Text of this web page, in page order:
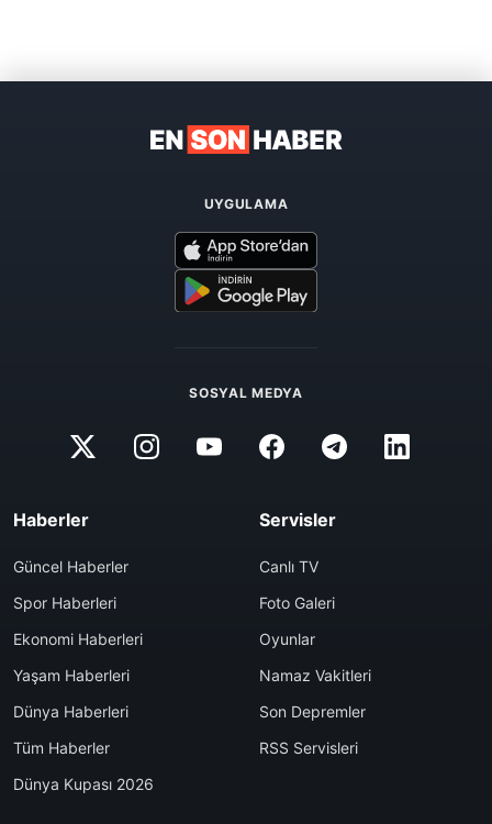
UYGULAMA
SOSYAL MEDYA
Haberler
Güncel Haberler
Spor Haberleri
Ekonomi Haberleri
Yaşam Haberleri
Dünya Haberleri
Tüm Haberler
Dünya Kupası 2026
Servisler
Canlı TV
Foto Galeri
Oyunlar
Namaz Vakitleri
Son Depremler
RSS Servisleri